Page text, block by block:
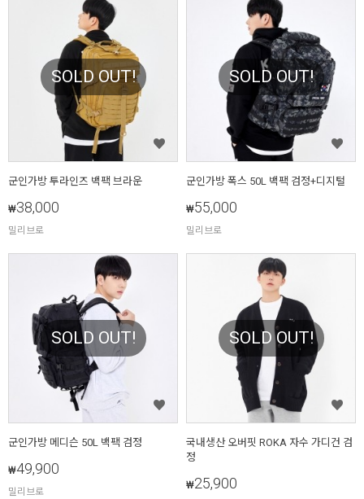
SOLD OUT!
군인가방 투라인즈 백팩 브라운
₩38,000
밀리브로
SOLD OUT!
군인가방 폭스 50L 백팩 검정+디지털
₩55,000
밀리브로
SOLD OUT!
군인가방 메디슨 50L 백팩 검정
₩49,900
밀리브로
SOLD OUT!
국내생산 오버핏 ROKA 자수 가디건 검
정
₩25,900